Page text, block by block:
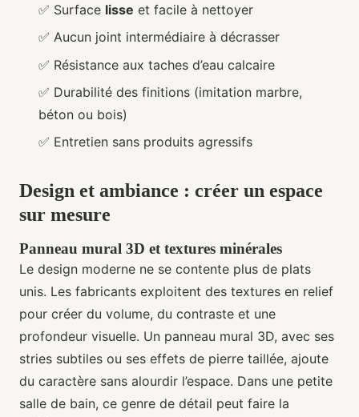
✅ Surface lisse et facile à nettoyer
✅ Aucun joint intermédiaire à décrasser
✅ Résistance aux taches d’eau calcaire
✅ Durabilité des finitions (imitation marbre,
béton ou bois)
✅ Entretien sans produits agressifs
Design et ambiance : créer un espace
sur mesure
Panneau mural 3D et textures minérales
Le design moderne ne se contente plus de plats
unis. Les fabricants exploitent des textures en relief
pour créer du volume, du contraste et une
profondeur visuelle. Un panneau mural 3D, avec ses
stries subtiles ou ses effets de pierre taillée, ajoute
du caractère sans alourdir l’espace. Dans une petite
salle de bain, ce genre de détail peut faire la